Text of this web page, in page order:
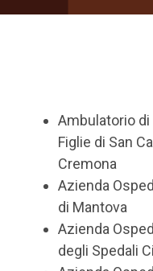
Ambulatorio
Figlie di San
Cremona
Azienda
di Mantova
Azienda
degli Spedali